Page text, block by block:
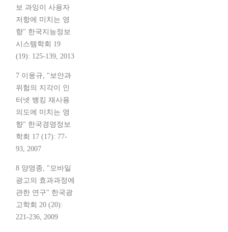
보 과잉이 사용자
저항에 미치는 영
향" 한국지능정보
시스템학회 19
(19): 125-139, 2013
7 이웅규, "보안과
위험의 지각이 인
터넷 뱅킹 재사용
의도에 미치는 영
향" 한국경영정보
학회 17 (17): 77-
93, 2007
8 양영종, "모바일
광고의 효과과정에
관한 연구" 한국광
고학회 20 (20):
221-236, 2009